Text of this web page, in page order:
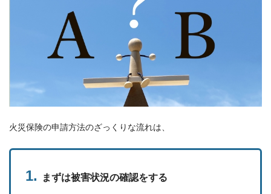
火災保険の申請方法のざっくりな流れは、
まずは被害状況の確認をする